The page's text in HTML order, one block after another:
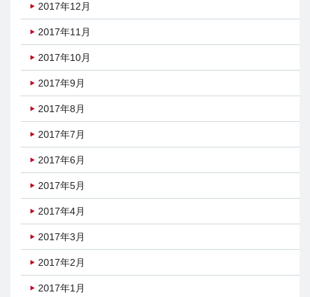
2017年12月
2017年11月
2017年10月
2017年9月
2017年8月
2017年7月
2017年6月
2017年5月
2017年4月
2017年3月
2017年2月
2017年1月